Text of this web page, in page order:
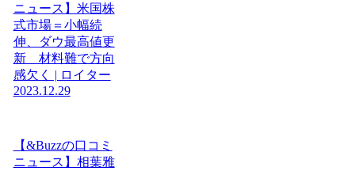
ニュース】米国株
式市場＝小幅続
伸、ダウ最高値更
新 材料難で方向
感欠く | ロイター
2023.12.29
【&Buzzの口コミ
ニュース】相葉雅